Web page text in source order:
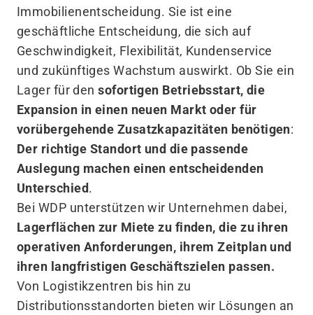
Immobilienentscheidung. Sie ist eine
geschäftliche Entscheidung, die sich auf
Geschwindigkeit, Flexibilität, Kundenservice
und zukünftiges Wachstum auswirkt. Ob Sie ein
Lager für densofortigen Betriebsstart, die
Expansion in einen neuen Markt oder für
vorübergehende Zusatzkapazitäten benötigen:
Der richtige Standort und die passende
Auslegung machen einen entscheidenden
Unterschied.
Bei WDP unterstützen wir Unternehmen dabei,
Lagerflächen zur Miete zu finden, die zu ihren
operativen Anforderungen, ihrem Zeitplan und
ihren langfristigen Geschäftszielen passen.
Von Logistikzentren bis hin zu
Distributionsstandorten bieten wir Lösungen an